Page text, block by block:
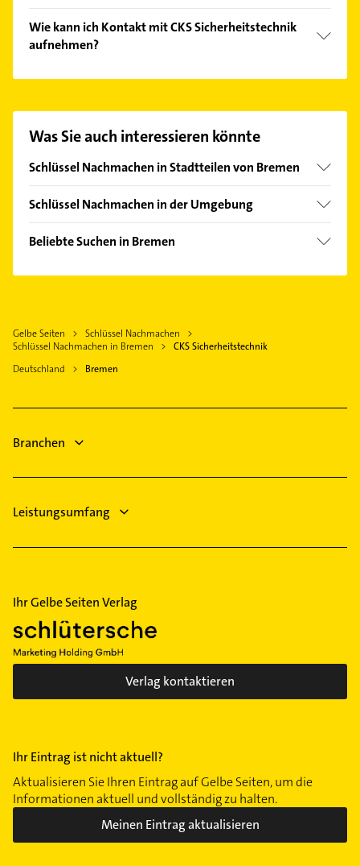
CES, Abus, Melchert und Keso.
Wie kann ich Kontakt mit CKS Sicherheitstechnik
aufnehmen?
passenden Kontaktmöglichkeiten wie Adresse oder
Hier finden Sie alleKontaktdaten
Was Sie auch interessieren könnte
Schlüssel Nachmachen in Stadtteilen von Bremen
Altstadt
Fesenfeld
Schlüssel Nachmachen in der Umgebung
Delmenhorst
Beliebte Suchen in Bremen
Lüftungsanlagen
Heizungsbauer
Kammerjäger
Schreiner
Klempner
Gelbe Seiten
Schlüssel Nachmachen
Schlüssel Nachmachen in Bremen
CKS Sicherheitstechnik
Deutschland
Bremen
Branchen
Leistungsumfang
Ihr Gelbe Seiten Verlag
Verlag kontaktieren
Ihr Eintrag ist nicht aktuell?
Aktualisieren Sie Ihren Eintrag auf Gelbe Seiten, um die
Informationen aktuell und vollständig zu halten.
Meinen Eintrag aktualisieren